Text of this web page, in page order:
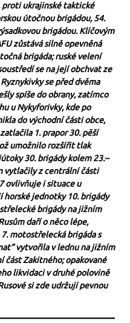
proti ukrajinské taktické
útočnou brigádou, 54.
brigádou. Klíčovým
zůstává silně opevněná
brigáda; ruské velení
se na její obchvat ze
se před dvěma
spíše do obrany, zatímco
u Nykyforivky, kde po
do východní části obce,
1. prapor 30. pěší
umožnilo rozšířit tlak
30. brigády kolem 23.–
vytlačily z centrální části
ovlivňuje i situace u
horské jednotky 10. brigády
brigády na jižním
daří o něco lépe,
motostřelecká brigáda s
vytvořila v lednu na jižním
část Zakitného; opakované
likvidaci v druhé polovině
si zde udržují pevnou